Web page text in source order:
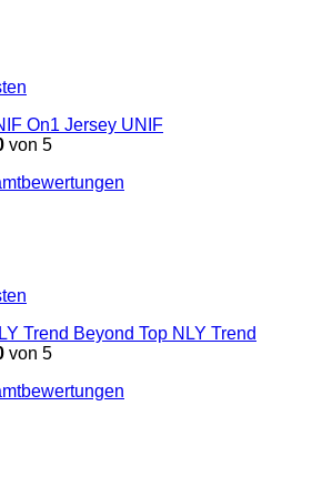
On1 Jersey UNIF
von 5
Beyond Top NLY Trend
von 5